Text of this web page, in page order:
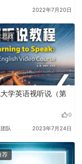
2022年7月20日
思政
学英语视听说（第
0
队 2023年7月24日
荐